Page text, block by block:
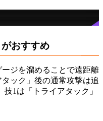
おすすめ
ージを溜めることで遠距離
ック」後の通常攻撃は追
1は「トライアタック」